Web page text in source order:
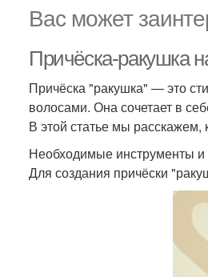
Вас может
Причёска-ракушка
Причёска "ракушка" — это
волосами. Она сочетает в
В этой статье мы расскажем,
Необходимые инструменты и
Для создания причёски